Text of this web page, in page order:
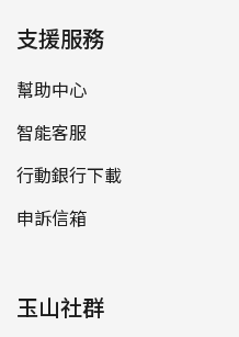
支援服務
幫助中心
智能客服
行動銀行下載
申訴信箱
玉山社群